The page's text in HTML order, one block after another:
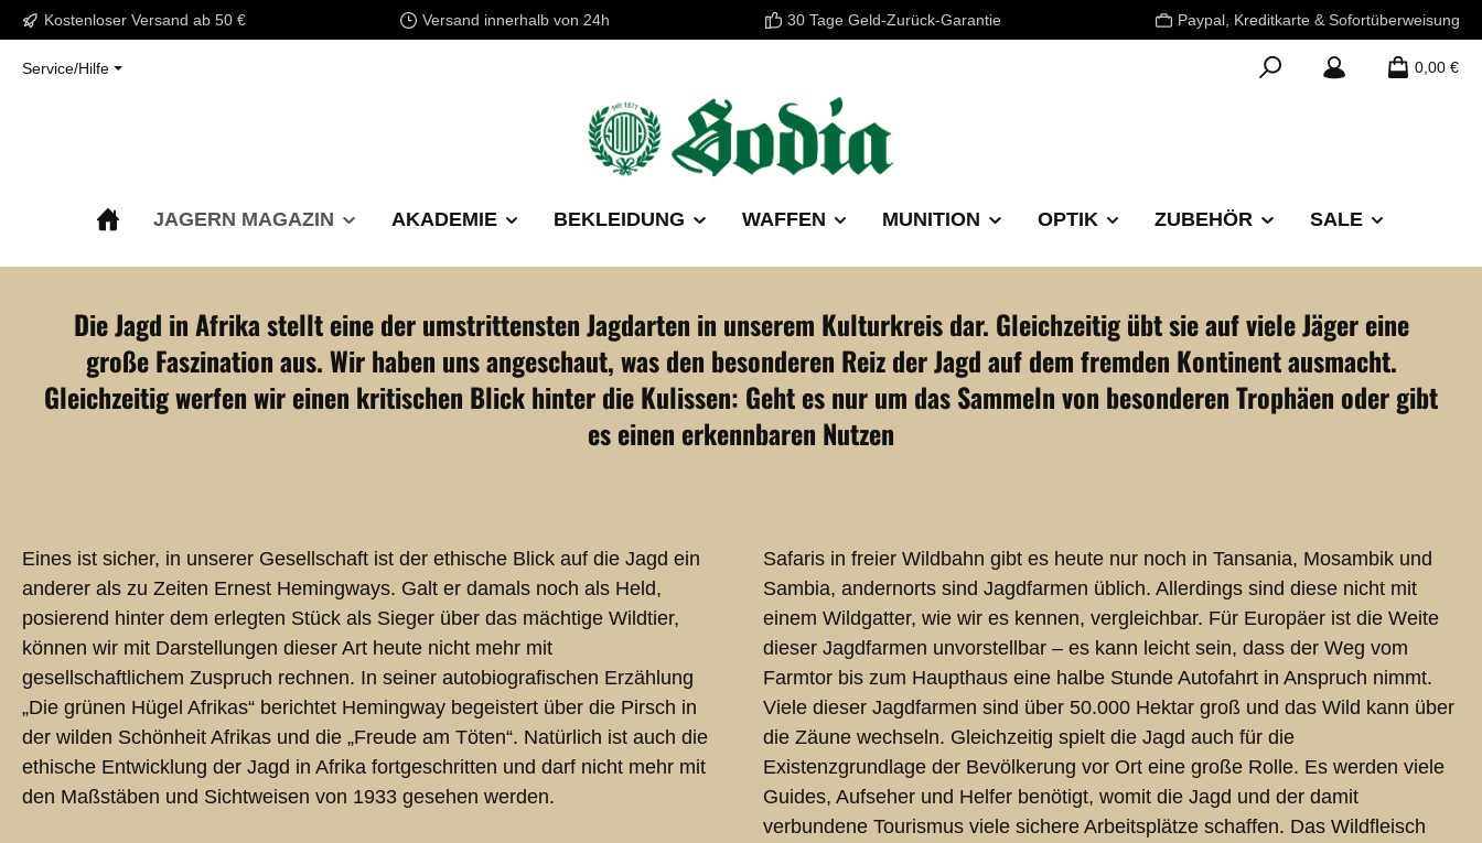
Hauptinhalt springen
Zur Suche springen
Zur Hauptnavigation springen
Kostenloser Versand ab 50 € Versand innerhalb von 24h 30 Tage Geld-Zurück-Garantie Paypal, Kreditkarte & Sofortüberweisung
Service/Hilfe 0,00 €
JAGERN MAGAZIN AKADEMIE BEKLEIDUNG WAFFEN MUNITION OPTIK ZUBEHÖR SALE
Die Jagd in Afrika stellt eine der umstrittensten Jagdarten in unserem Kulturkreis dar. Gleichzeitig übt sie auf viele Jäger eine
große Faszination aus. Wir haben uns angeschaut, was den besonderen Reiz der Jagd auf dem fremden Kontinent ausmacht.
Gleichzeitig werfen wir einen kritischen Blick hinter die Kulissen: Geht es nur um das Sammeln von besonderen Trophäen oder gibt
es einen erkennbaren Nutzen
Eines ist sicher, in unserer Gesellschaft ist der ethische Blick auf die Jagd ein
anderer als zu Zeiten Ernest Hemingways. Galt er damals noch als Held,
posierend hinter dem erlegten Stück als Sieger über das mächtige Wildtier,
können wir mit Darstellungen dieser Art heute nicht mehr mit
gesellschaftlichem Zuspruch rechnen. In seiner autobiografischen Erzählung
„Die grünen Hügel Afrikas“ berichtet Hemingway begeistert über die Pirsch in
der wilden Schönheit Afrikas und die „Freude am Töten“. Natürlich ist auch die
ethische Entwicklung der Jagd in Afrika fortgeschritten und darf nicht mehr mit
den Maßstäben und Sichtweisen von 1933 gesehen werden.
Safaris in freier Wildbahn gibt es heute nur noch in Tansania, Mosambik und
Sambia, andernorts sind Jagdfarmen üblich. Allerdings sind diese nicht mit
einem Wildgatter, wie wir es kennen, vergleichbar. Für Europäer ist die Weite
dieser Jagdfarmen unvorstellbar – es kann leicht sein, dass der Weg vom
Farmtor bis zum Haupthaus eine halbe Stunde Autofahrt in Anspruch nimmt.
Viele dieser Jagdfarmen sind über 50.000 Hektar groß und das Wild kann über
die Zäune wechseln. Gleichzeitig spielt die Jagd auch für die
Existenzgrundlage der Bevölkerung vor Ort eine große Rolle. Es werden viele
Guides, Aufseher und Helfer benötigt, womit die Jagd und der damit
verbundene Tourismus viele sichere Arbeitsplätze schaffen. Das Wildfleisch